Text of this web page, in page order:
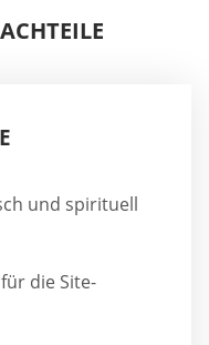
und spirituell
die Site-